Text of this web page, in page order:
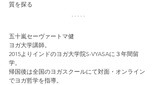
質を探る
五十嵐セーヴァートマ健
ヨガ大学講師。
2015よりインドのヨガ大学院S-VYASAに３年間留
学。
帰国後は全国のヨガスクールにて対面・オンライン
でヨガ哲学を指導。